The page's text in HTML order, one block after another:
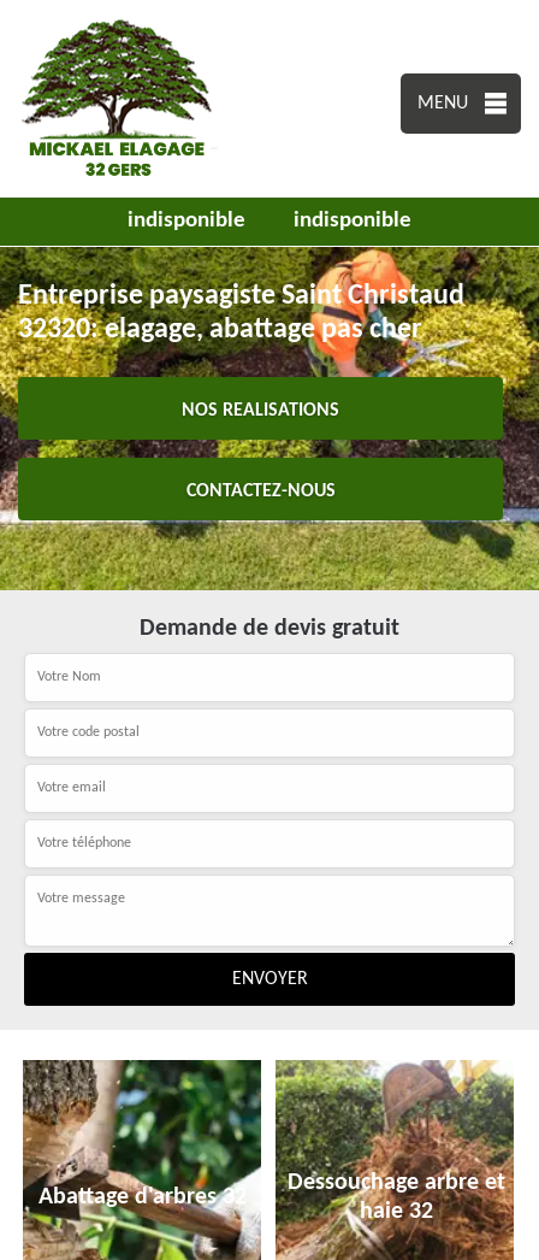
MENU
indisponible indisponible
Entreprise paysagiste Saint Christaud
32320: elagage, abattage pas cher
NOS REALISATIONS
CONTACTEZ-NOUS
Demande de devis gratuit
Abattage d'arbres 32
Dessouchage arbre et
haie 32